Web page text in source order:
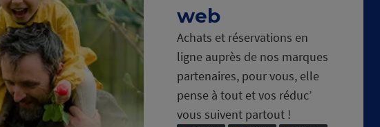
web
Achats et réservations en
ligne auprès de nos marques
partenaires, pour vous, elle
pense à tout et vos réduc’
vous suivent partout !